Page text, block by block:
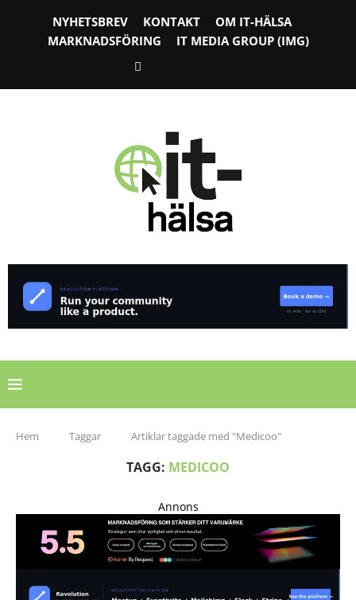
NYHETSBREV KONTAKT
OM IT-HÄLSA
MARKNADSFÖRING
IT MEDIA GROUP (IMG)
Hem Taggar Artiklar taggade med "Medicoo"
TAGG: MEDICOO
Annons